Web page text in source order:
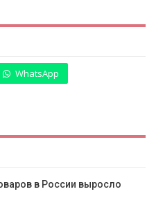
WhatsApp
в России выросло